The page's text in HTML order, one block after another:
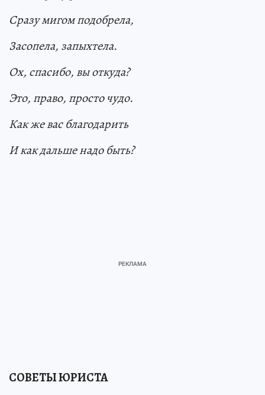
Сразу мигом подобрела,
Засопела, запыхтела.
Ох, спасибо, вы откуда?
Это, право, просто чудо.
Как же вас благодарить
И как дальше надо быть?
СОВЕТЫ ЮРИСТА